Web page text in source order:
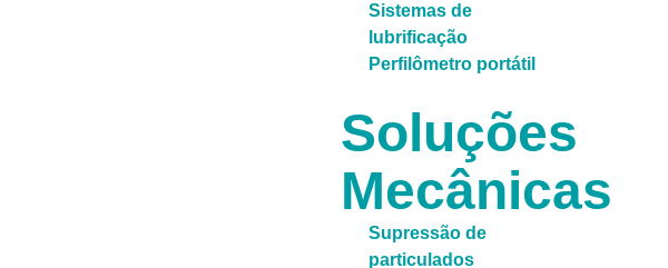
Sistemas de
lubrificação
Perfilômetro portátil
Soluções
Mecânicas
Supressão de
particulados